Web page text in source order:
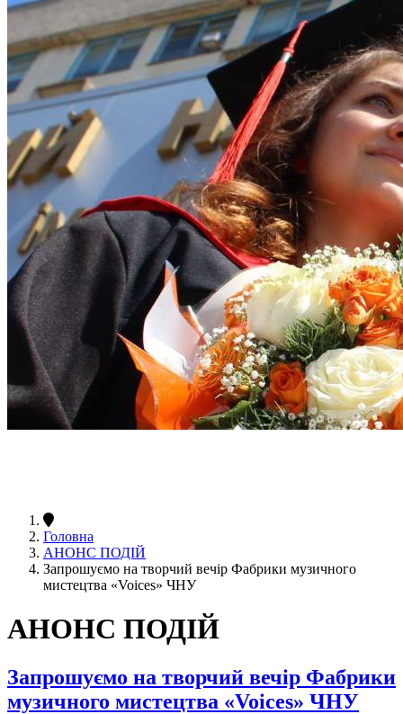
Головна
АНОНС ПОДІЙ
Запрошуємо на творчий вечір Фабрики музичного
мистецтва «Voices» ЧНУ
АНОНС ПОДІЙ
Запрошуємо на творчий вечір Фабрики
музичного мистецтва «Voices» ЧНУ